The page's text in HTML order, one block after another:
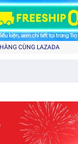
CÙNG LAZADA